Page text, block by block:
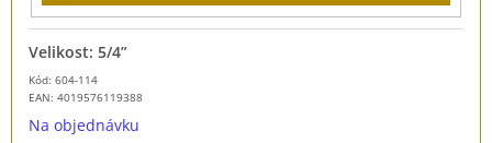
Kód: 604-114
EAN: 4019576119388
Velikost: 5/4”
Na objednávku